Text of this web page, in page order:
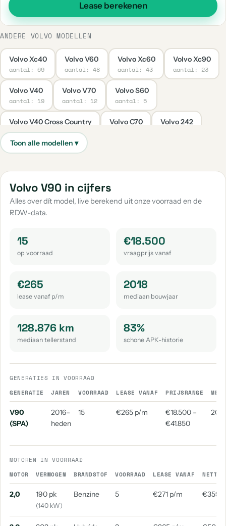
Lease berekenen
ANDERE VOLVO MODELLEN
Volvo Xc40
aantal: 69
Volvo V60
aantal: 48
Volvo Xc60
aantal: 43
Volvo Xc90
aantal: 23
Volvo V40
aantal: 19
Volvo V70
aantal: 12
Volvo S60
aantal: 5
Volvo V40 Cross Country
aantal: 5
Volvo C70 Volvo 242
Volvo 240 Volvo C30
Volvo Xc70
aantal: 2
Volvo 1800
aantal: 1
Volvo 850
Volvo S90
aantal: 1
Volvo V90 Cross Country
Volvo V90 in cijfers
Alles over dít model, live berekend uit onze voorraad en de
RDW-data.
15
op voorraad
€18.500
vraagprijs vanaf
€265
lease vanaf p/m
2018
mediaan bouwjaar
128.876 km
mediaan tellerstand
83%
schone APK-historie
GENERATIES IN VOORRAAD
GENERATIE
JAREN VOORRAAD LEASE VANAF PRIJSRANGE
V90
(SPA)
2016–
heden
15 €265 p/m
€18.500 –
€41.850
2018
MOTOREN IN VOORRAAD
MOTOR
VERMOGEN BRANDSTOF VOORRAAD LEASE VANAF NETTO
2,0 190 pk
(140 kW)
Benzine 5 €271 p/m €359